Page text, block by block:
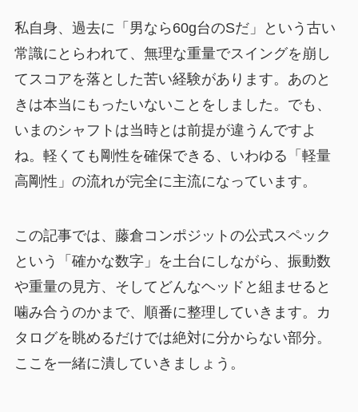
私自身、過去に「男なら60g台のSだ」という古い
常識にとらわれて、無理な重量でスイングを崩し
てスコアを落とした苦い経験があります。あのと
きは本当にもったいないことをしました。でも、
いまのシャフトは当時とは前提が違うんですよ
ね。軽くても剛性を確保できる、いわゆる「軽量
高剛性」の流れが完全に主流になっています。
この記事では、藤倉コンポジットの公式スペック
という「確かな数字」を土台にしながら、振動数
や重量の見方、そしてどんなヘッドと組ませると
噛み合うのかまで、順番に整理していきます。カ
タログを眺めるだけでは絶対に分からない部分。
ここを一緒に潰していきましょう。